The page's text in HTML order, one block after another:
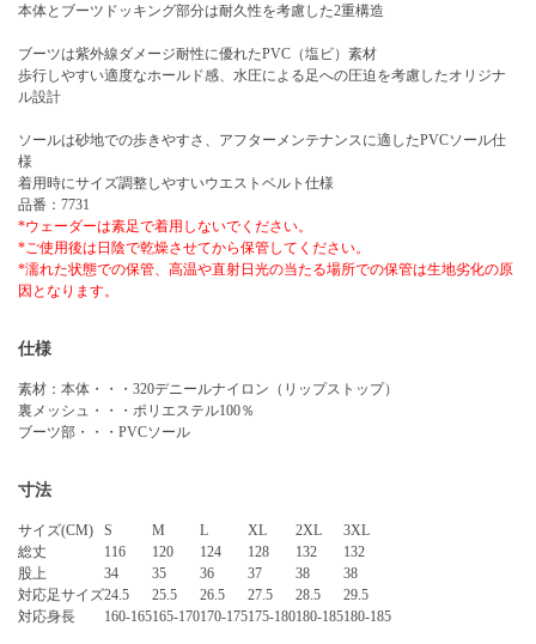
本体とブーツドッキング部分は耐久性を考慮した2重構造
ブーツは紫外線ダメージ耐性に優れたPVC（塩ビ）素材
歩行しやすい適度なホールド感、水圧による足への圧迫を考慮したオリジナ
ル設計
ソールは砂地での歩きやすさ、アフターメンテナンスに適したPVCソール仕
様
着用時にサイズ調整しやすいウエストベルト仕様
品番：7731
*ウェーダーは素足で着用しないでください。
*ご使用後は日陰で乾燥させてから保管してください。
*濡れた状態での保管、高温や直射日光の当たる場所での保管は生地劣化の原
因となります。
仕様
素材：本体・・・320デニールナイロン（リップストップ）
裏メッシュ・・・ポリエステル100％
ブーツ部・・・PVCソール
寸法
サイズ(CM) S M L XL 2XL
3XL
総丈
116 120 124 128 132
132
股上
34 35 36 37 38
38
対応足サイズ24.5 25.5 26.5 27.5 28.5
29.5
対応身長
160-165165-170170-175175-180180-185180-185